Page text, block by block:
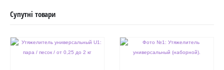
Супутні товари